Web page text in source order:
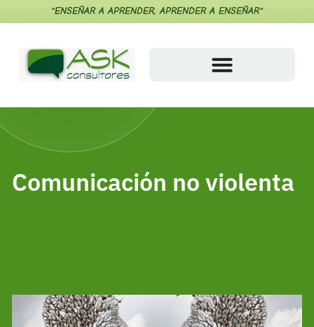
"ENSEÑAR A APRENDER, APRENDER A ENSEÑAR"
Comunicación no violenta